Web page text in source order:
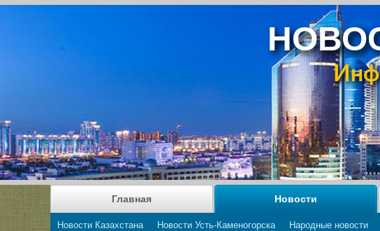
Главная Новости
Новости Казахстана Новости Усть-Каменогорска Народные новости